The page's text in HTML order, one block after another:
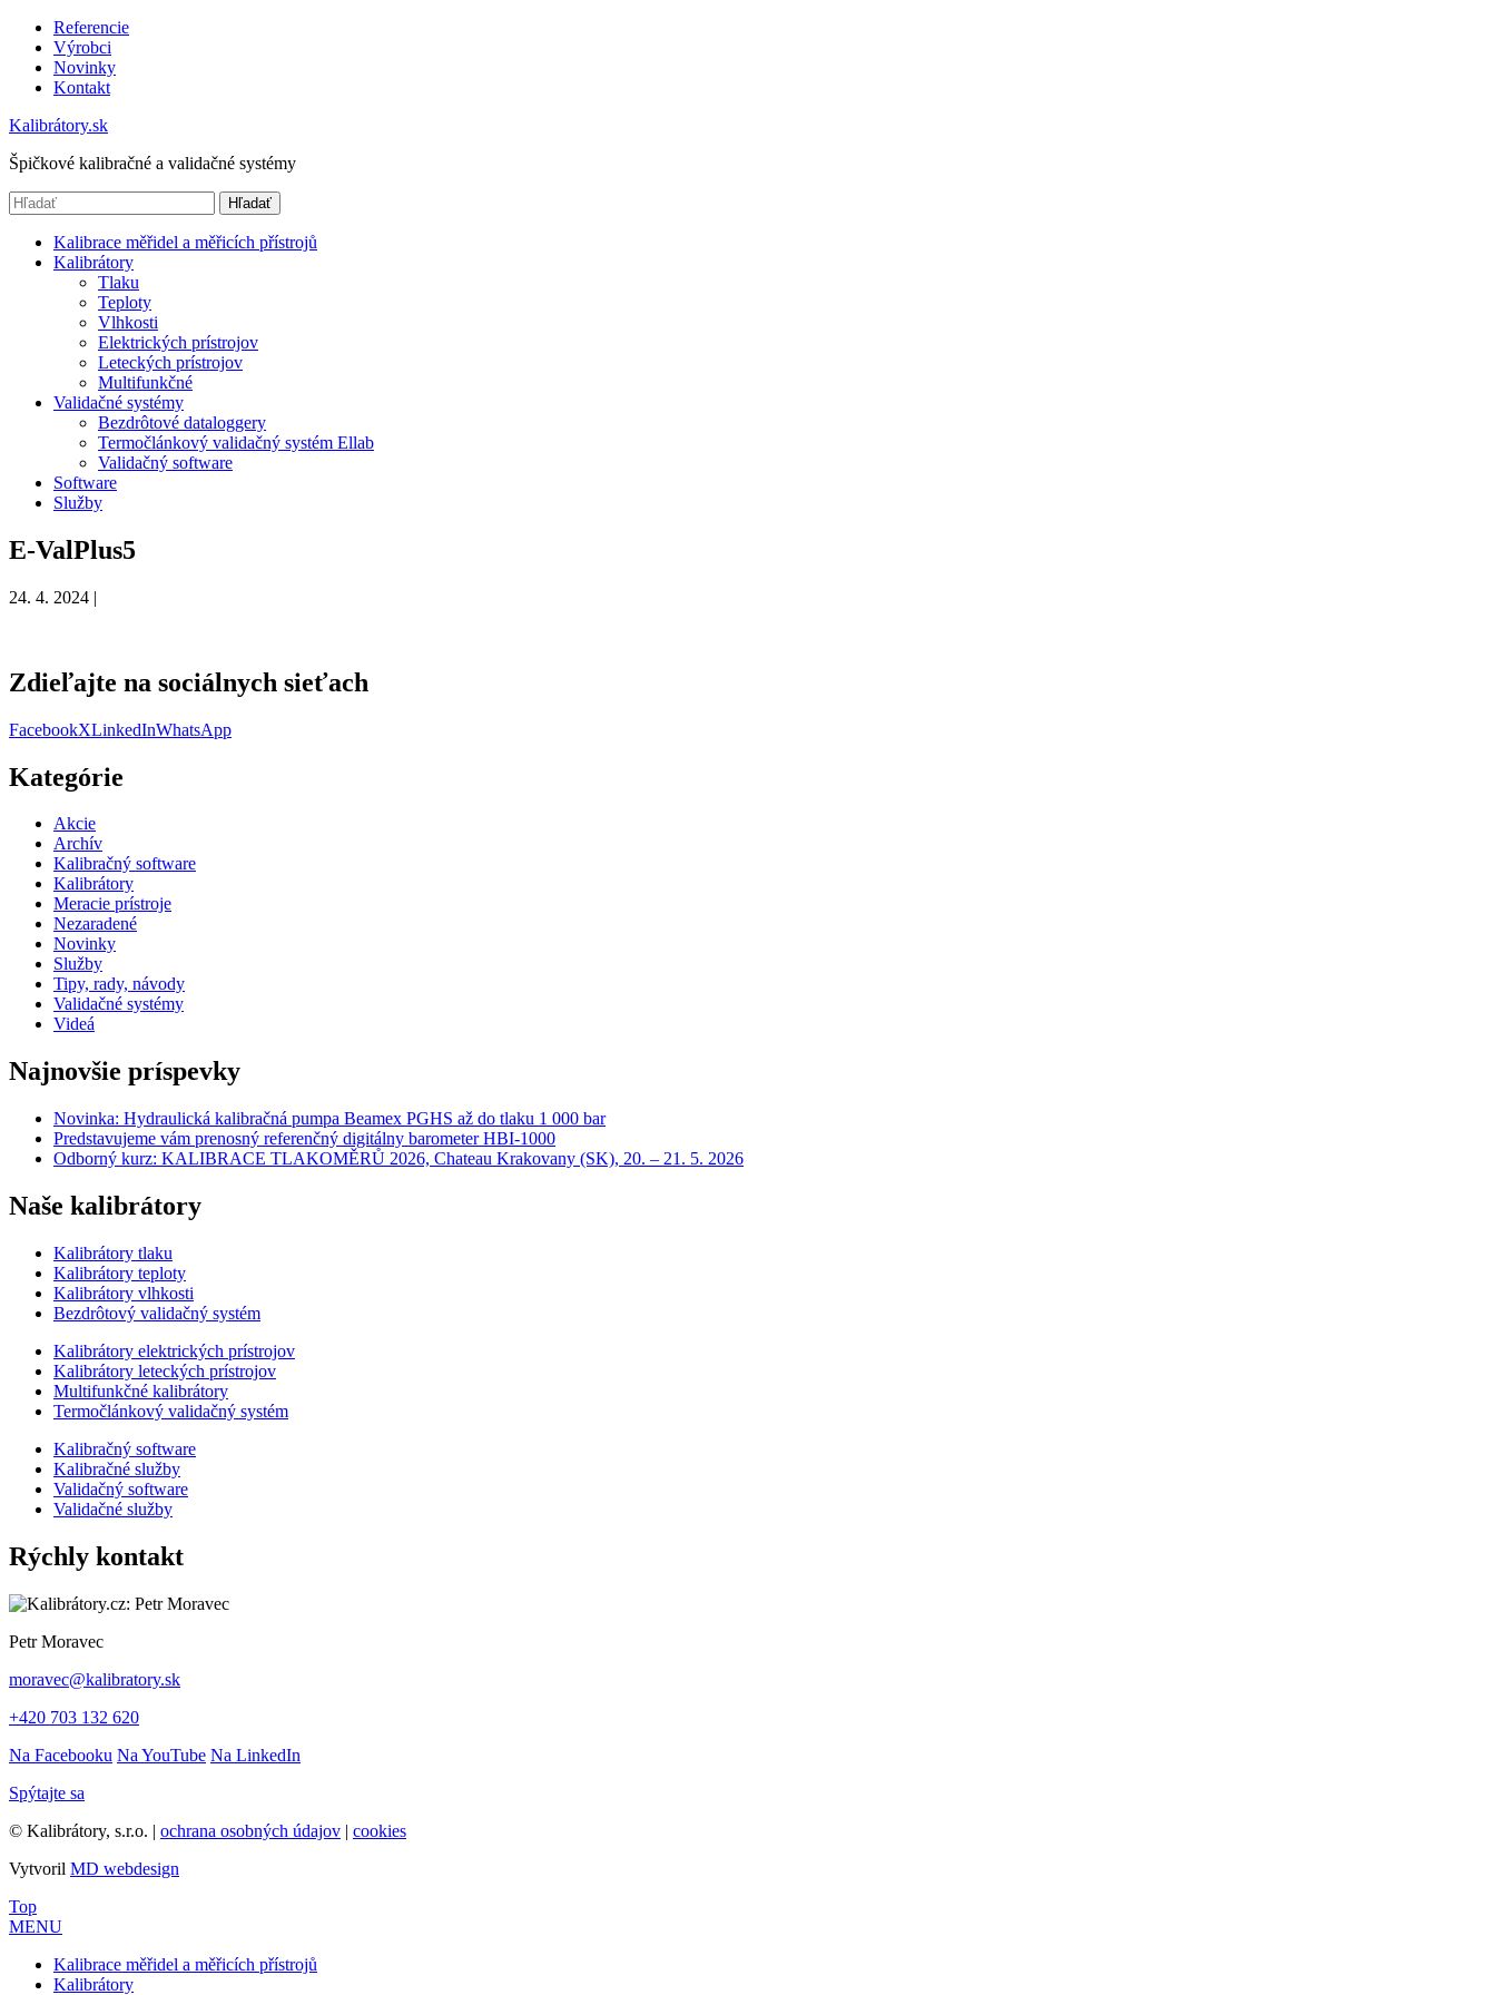
Referencie
Výrobci
Novinky
Kontakt
Kalibrátory.sk
Špičkové kalibračné a validačné systémy
Hľadať
Kalibrace měřidel a měřicích přístrojů
Kalibrátory
Tlaku
Teploty
Vlhkosti
Elektrických prístrojov
Leteckých prístrojov
Multifunkčné
Validačné systémy
Bezdrôtové dataloggery
Termočlánkový validačný systém Ellab
Validačný software
Software
Služby
E-ValPlus5
24. 4. 2024 |
Zdieľajte na sociálnych sieťach
FacebookXLinkedInWhatsApp
Kategórie
Akcie
Archív
Kalibračný software
Kalibrátory
Meracie prístroje
Nezaradené
Novinky
Služby
Tipy, rady, návody
Validačné systémy
Videá
Najnovšie príspevky
Novinka: Hydraulická kalibračná pumpa Beamex PGHS až do tlaku 1 000 bar
Predstavujeme vám prenosný referenčný digitálny barometer HBI-1000
Odborný kurz: KALIBRACE TLAKOMĚRŮ 2026, Chateau Krakovany (SK), 20. – 21. 5. 2026
Naše kalibrátory
Kalibrátory tlaku
Kalibrátory teploty
Kalibrátory vlhkosti
Bezdrôtový validačný systém
Kalibrátory elektrických prístrojov
Kalibrátory leteckých prístrojov
Multifunkčné kalibrátory
Termočlánkový validačný systém
Kalibračný software
Kalibračné služby
Validačný software
Validačné služby
Rýchly kontakt
Petr Moravec
moravec@kalibratory.sk
+420 703 132 620
Na Facebooku Na YouTube Na LinkedIn
Spýtajte sa
© Kalibrátory, s.r.o. | ochrana osobných údajov | cookies
Vytvoril MD webdesign
Top
MENU
Kalibrace měřidel a měřicích přístrojů
Kalibrátory